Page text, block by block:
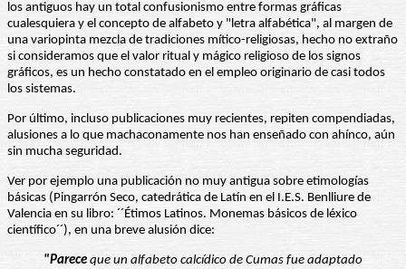
los antiguos hay un total confusionismo entre formas gráficas
cualesquiera y el concepto de alfabeto y "letra alfabética", al margen de
una variopinta mezcla de tradiciones mítico-religiosas, hecho no extraño
si consideramos que el valor ritual y mágico religioso de los signos
gráficos, es un hecho constatado en el empleo originario de casi todos
los sistemas.
Por último, incluso publicaciones muy recientes, repiten compendiadas,
alusiones a lo que machaconamente nos han enseñado con ahínco, aún
sin mucha seguridad.
Ver por ejemplo una publicación no muy antigua sobre etimologías
básicas (Pingarrón Seco, catedrática de Latín en el I.E.S. Benlliure de
Valencia en su libro: ´´Étimos Latinos. Monemas básicos de léxico
científico´´), en una breve alusión dice:
"Parece que un alfabeto calcídico de Cumas fue adaptado